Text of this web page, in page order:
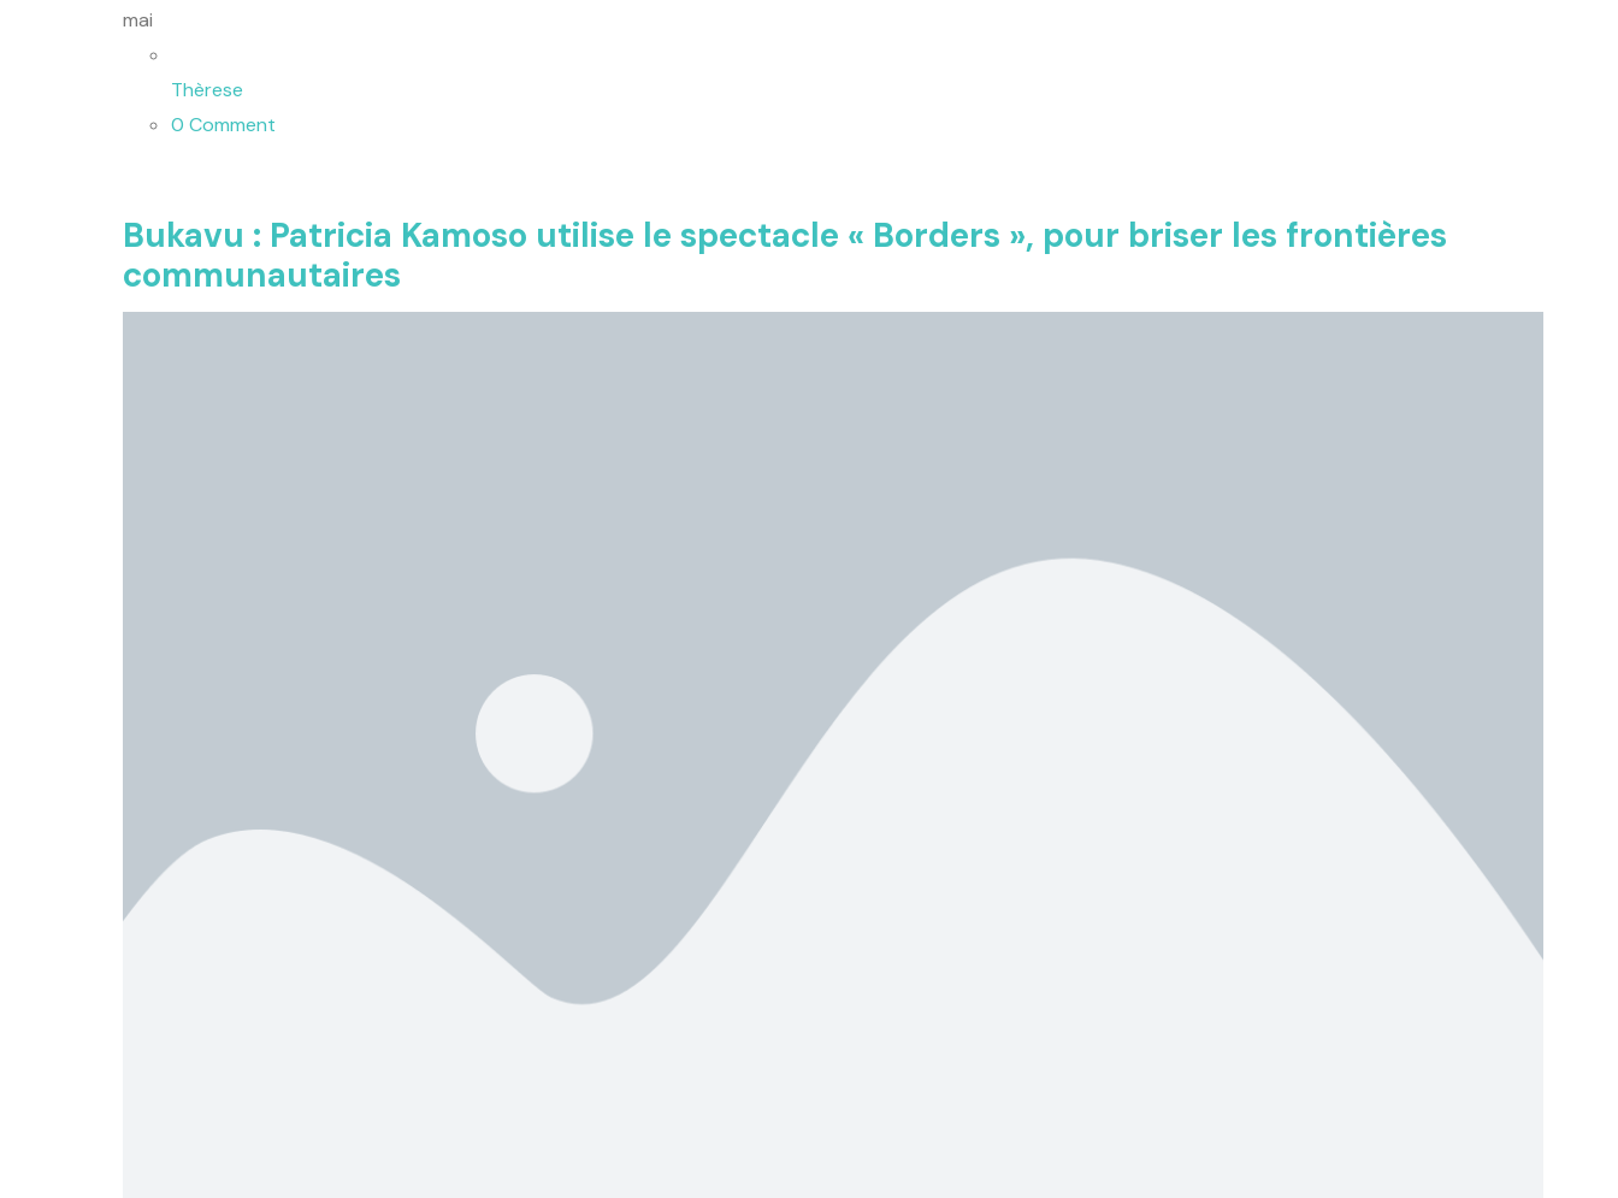
mai
Thèrese
0 Comment
Bukavu : Patricia Kamoso utilise le spectacle « Borders », pour briser les frontières
communautaires